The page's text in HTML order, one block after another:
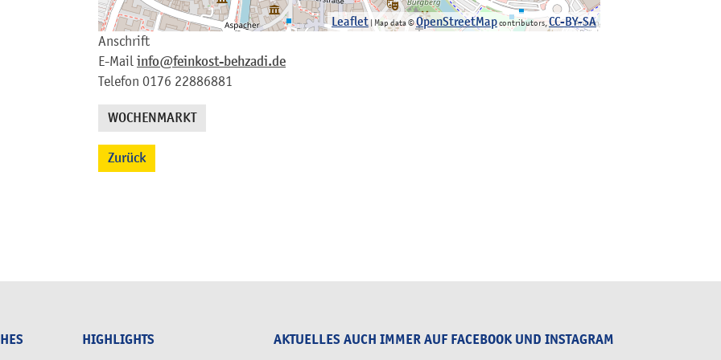
Leaflet | Map data ©OpenStreetMapcontributors, CC-BY-SA
Anschrift
E-Mail info@feinkost-behzadi.de
Telefon 0176 22886881
WOCHENMARKT
Zurück
HIGHLIGHTS AKTUELLES AUCH IMMER AUF FACEBOOK UND INSTAGRAM